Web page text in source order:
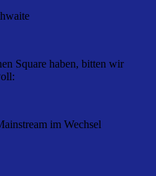
Square haben, bitten wir
im Wechsel